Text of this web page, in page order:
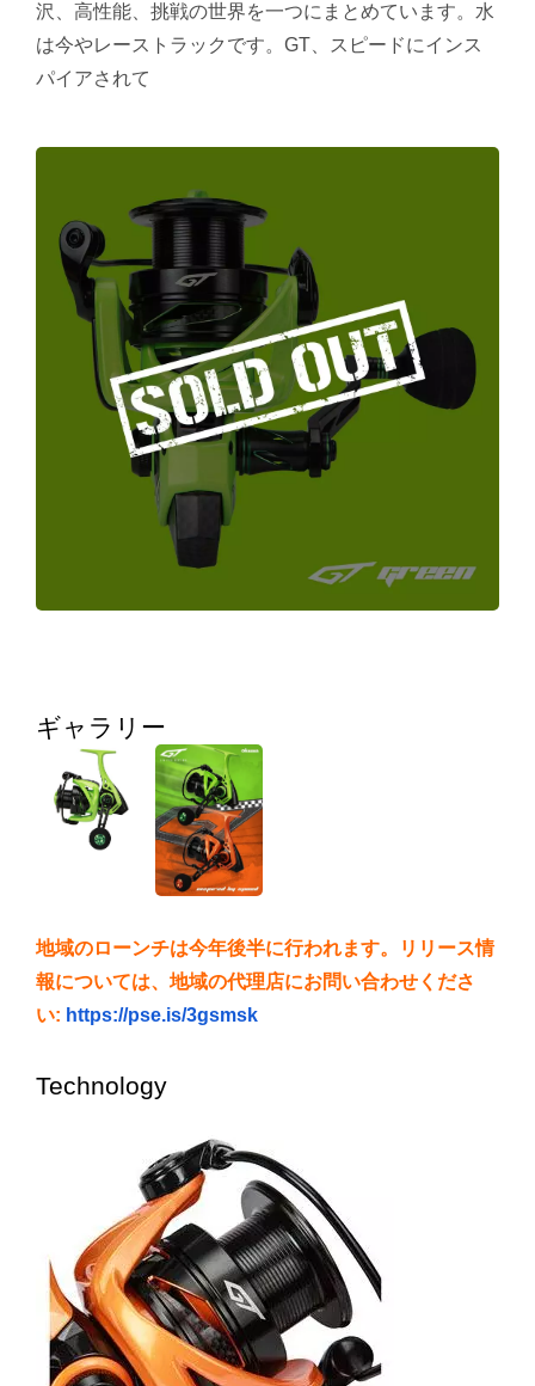
沢、高性能、挑戦の世界を一つにまとめています。水
は今やレーストラックです。GT、スピードにインス
パイアされて
ギャラリー
地域のローンチは今年後半に行われます。リリース情
報については、地域の代理店にお問い合わせくださ
い: https://pse.is/3gsmsk
Technology